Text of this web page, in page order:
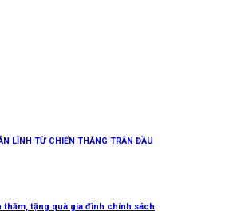
LĨNH TỪ CHIẾN THẮNG TRẬN ĐẦU
thăm, tặng quà gia đình chính sách